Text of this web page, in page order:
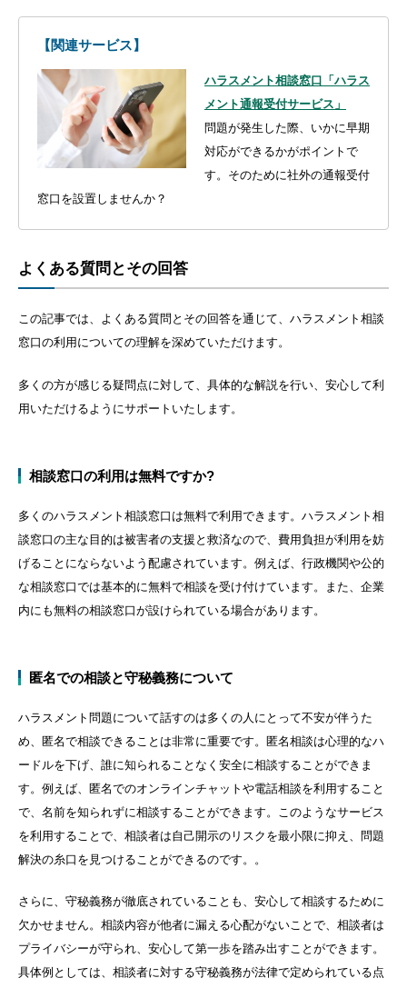
【関連サービス】
ハラスメント相談窓口「ハラス
メント通報受付サービス」
問題が発生した際、いかに早期
対応ができるかがポイントで
す。そのために社外の通報受付
窓口を設置しませんか？
よくある質問とその回答
この記事では、よくある質問とその回答を通じて、ハラスメント相談
窓口の利用についての理解を深めていただけます。
多くの方が感じる疑問点に対して、具体的な解説を行い、安心して利
用いただけるようにサポートいたします。
相談窓口の利用は無料ですか?
多くのハラスメント相談窓口は無料で利用できます。ハラスメント相
談窓口の主な目的は被害者の支援と救済なので、費用負担が利用を妨
げることにならないよう配慮されています。例えば、行政機関や公的
な相談窓口では基本的に無料で相談を受け付けています。また、企業
内にも無料の相談窓口が設けられている場合があります。
匿名での相談と守秘義務について
ハラスメント問題について話すのは多くの人にとって不安が伴うた
め、匿名で相談できることは非常に重要です。匿名相談は心理的なハ
ードルを下げ、誰に知られることなく安全に相談することができま
す。例えば、匿名でのオンラインチャットや電話相談を利用すること
で、名前を知られずに相談することができます。このようなサービス
を利用することで、相談者は自己開示のリスクを最小限に抑え、問題
解決の糸口を見つけることができるのです。。
さらに、守秘義務が徹底されていることも、安心して相談するために
欠かせません。相談内容が他者に漏える心配がないことで、相談者は
プライバシーが守られ、安心して第一歩を踏み出すことができます。
具体例としては、相談者に対する守秘義務が法律で定められている点